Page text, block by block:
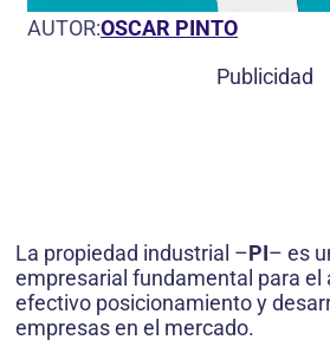
AUTOR:OSCAR PINTO
Publicidad
La propiedad industrial –PI– es
empresarial fundamental para el
efectivo posicionamiento y
empresas en el mercado.